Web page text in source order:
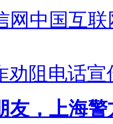
网 中国互
劝阻电话宣
友，上海